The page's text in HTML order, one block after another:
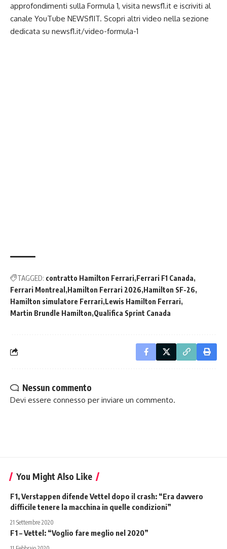
approfondimenti sulla Formula 1, visita newsf1.it e iscriviti al
canale YouTube NEWSf1IT. Scopri altri video nella sezione
dedicata su newsf1.it/video-formula-1
TAGGED: contratto Hamilton Ferrari Ferrari F1 Canada
Ferrari Montreal Hamilton Ferrari 2026 Hamilton SF-26
Hamilton simulatore Ferrari Lewis Hamilton Ferrari
Martin Brundle Hamilton Qualifica Sprint Canada
Nessun commento
Devi essere connesso per inviare un commento.
You Might Also Like
F1, Verstappen difende Vettel dopo il crash: “Era davvero
difficile tenere la macchina in quelle condizioni”
21 Settembre 2020
F1 – Vettel: “Voglio fare meglio nel 2020”